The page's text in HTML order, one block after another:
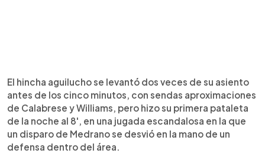
El hincha aguilucho se levantó dos veces de su asiento
antes de los cinco minutos, con sendas aproximaciones
de Calabrese y Williams, pero hizo su primera pataleta
de la noche al 8', en una jugada escandalosa en la que
un disparo de Medrano se desvió en la mano de un
defensa dentro del área.